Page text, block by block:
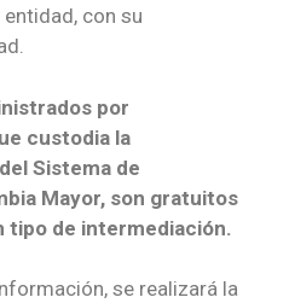
con su
por
custodia la
Sistema de
Mayor, son gratuitos
tipo de intermediación.
se realizará la